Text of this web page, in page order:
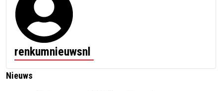
renkumnieuwsnl
Nieuws